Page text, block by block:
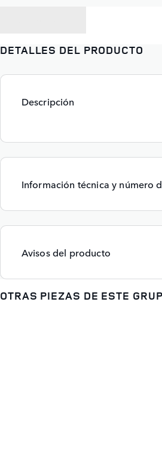
DETALLES DEL PRODUCTO
Descripción
Información técnica y número
Avisos del producto
OTRAS PIEZAS DE ESTE